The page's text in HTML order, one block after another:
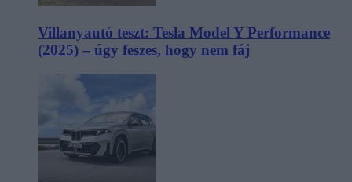
Villanyautó teszt: Tesla Model Y Performance
(2025) – úgy feszes, hogy nem fáj